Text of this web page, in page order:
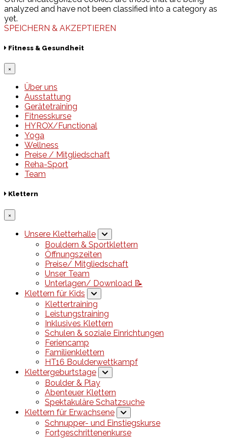
analyzed and have not been classified into a category as
yet.
SPEICHERN & AKZEPTIEREN
Fitness & Gesundheit
×
Über uns
Ausstattung
Gerätetraining
Fitnesskurse
HYROX/Functional
Yoga
Wellness
Preise / Mitgliedschaft
Reha-Sport
Team
Klettern
×
Unsere Kletterhalle
Bouldern & Sportklettern
Öffnungszeiten
Preise/ Mitgliedschaft
Unser Team
Unterlagen/ Download 📝
Klettern für Kids
Klettertraining
Leistungstraining
Inklusives Klettern
Schulen & soziale Einrichtungen
Feriencamp
Familienklettern
HT16 Boulderwettkampf
Klettergeburtstage
Boulder & Play
Abenteuer Klettern
Spektakuläre Schatzsuche
Klettern für Erwachsene
Schnupper- und Einstiegskurse
Fortgeschrittenenkurse